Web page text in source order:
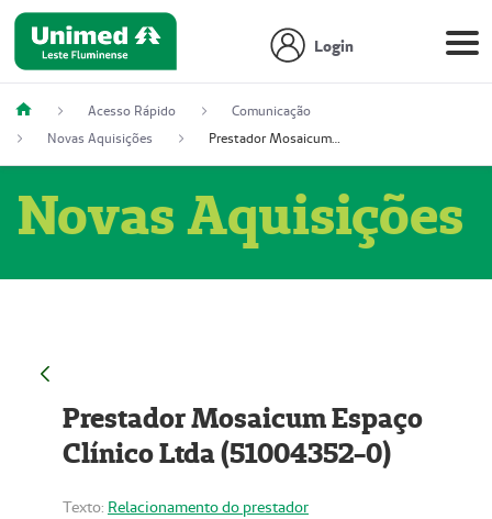
Login
Acesso Rápido
Comunicação
Novas Aquisições
Prestador Mosaicum Espaço Clínico Ltda (51004352-0)
Novas Aquisições
Prestador Mosaicum Espaço
Clínico Ltda (51004352-0)
Texto: Relacionamento do prestador